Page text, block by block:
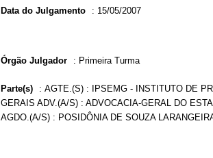
Data do Julgamento : 15/05/2007
Órgão Julgador : Primeira Turma
Parte(s) : AGTE.(S) : IPSEMG - INSTITUTO DE
GERAIS ADV.(A/S) : ADVOCACIA-GERAL DO
AGDO.(A/S) : POSIDÔNIA DE SOUZA